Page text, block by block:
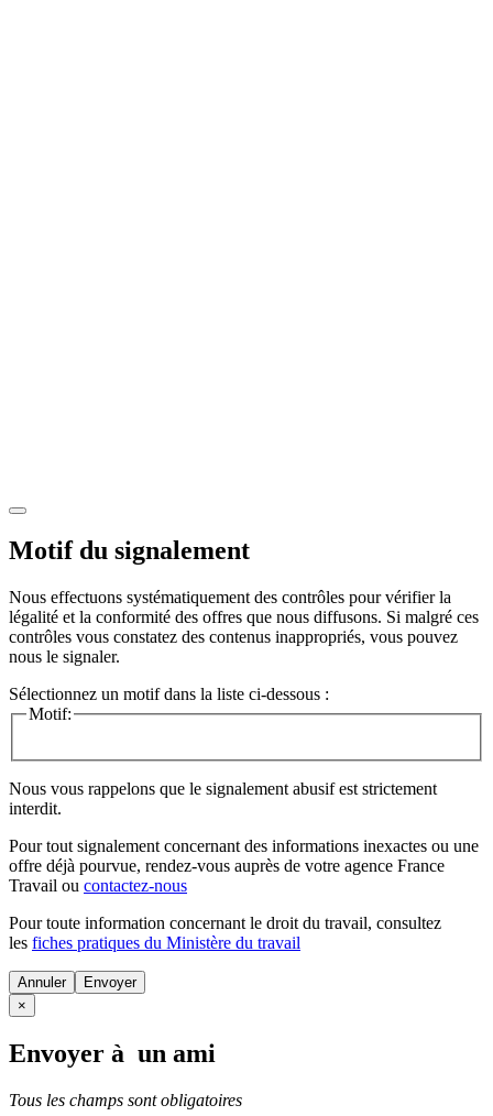
Motif du signalement
Nous effectuons systématiquement des contrôles pour vérifier la
légalité et la conformité des offres que nous diffusons. Si malgré ces
contrôles vous constatez des contenus inappropriés, vous pouvez
nous le signaler.
Sélectionnez un motif dans la liste ci-dessous :
Motif:
Nous vous rappelons que le signalement abusif est strictement
interdit.
Pour tout signalement concernant des informations inexactes ou une
offre déjà pourvue, rendez-vous auprès de votre agence France
Travail ou contactez-nous
Pour toute information concernant le droit du travail, consultez
les fiches pratiques du Ministère du travail
Annuler
×
Envoyer à un ami
Tous les champs sont obligatoires